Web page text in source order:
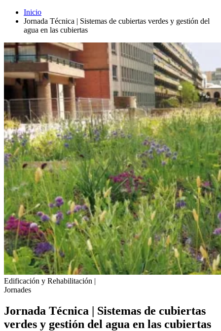
Inicio
Jornada Técnica | Sistemas de cubiertas verdes y gestión del
agua en las cubiertas
Edificación y Rehabilitación |
Jornades
Jornada Técnica | Sistemas de cubiertas
verdes y gestión del agua en las cubiertas